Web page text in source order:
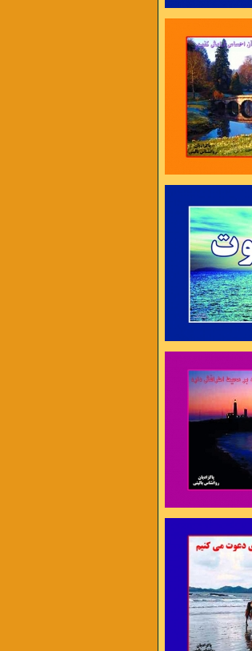
هم نخواهد ماند
می کنیم .
که کاشانه بسوخت
رخ جانانه بسوخت
نه !
تا برای داوری ،
مشورت ،
روزمره »